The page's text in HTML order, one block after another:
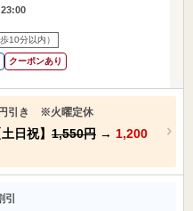
10分以内）
クーポンあり
円引き ※火曜定休
日祝】 1,550円 → 1,200